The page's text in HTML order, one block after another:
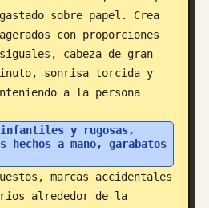
sobre papel. Crea
con proporciones
cabeza de gran
sonrisa torcida y
a la persona
y rugosas,
hechos a mano, garabatos
marcas accidentales
alrededor de la